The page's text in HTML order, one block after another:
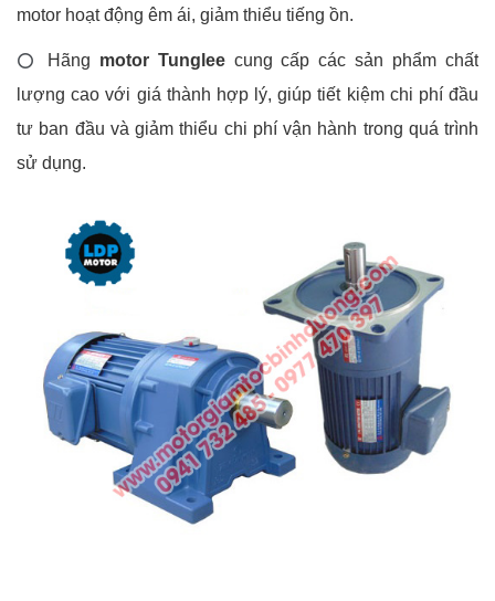
motor hoạt động êm ái, giảm thiểu tiếng ồn.
⭕ Hãng motor Tungleecung cấp các sản phẩm chất
lượng cao với giá thành hợp lý, giúp tiết kiệm chi phí đầu
tư ban đầu và giảm thiểu chi phí vận hành trong quá trình
sử dụng.